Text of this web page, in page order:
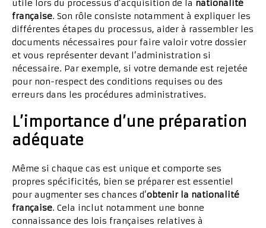
utile lors du processus d’acquisition de la nationalité
française. Son rôle consiste notamment à expliquer les
différentes étapes du processus, aider à rassembler les
documents nécessaires pour faire valoir votre dossier
et vous représenter devant l’administration si
nécessaire. Par exemple, si votre demande est rejetée
pour non-respect des conditions requises ou des
erreurs dans les procédures administratives.
L’importance d’une préparation
adéquate
Même si chaque cas est unique et comporte ses
propres spécificités, bien se préparer est essentiel
pour augmenter ses chances d’obtenir la nationalité
française. Cela inclut notamment une bonne
connaissance des lois françaises relatives à